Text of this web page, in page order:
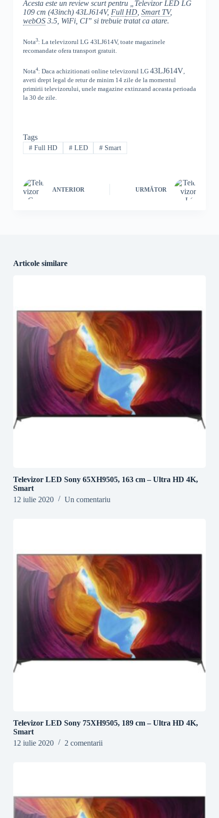
Acesta este un review scurt pentru „Televizor LED LG
109 cm (43inch) 43LJ614V, Full HD, Smart TV,
webOS3.5, WiFi, CI” si trebuie tratat ca atare.
Nota3: La televizorul LG 43LJ614V, toatemagazinele
recomandate ofera transport gratuit.
Nota4: Daca achizitionati online televizorul LG 43LJ614V,
aveti drept legal de retur de minim 14 zile de la momentul
primirii televizorului, unele magazine extinzand aceasta perioada
la 30 de zile.
Tags
#Full HD #LED # Smart
ANTERIOR URMĂTOR
Articole similare
Televizor LED Sony 65XH9505, 163 cm – Ultra HD 4K,
Smart
12 iulie 2020
Un comentariu
Televizor LED Sony 75XH9505, 189 cm – Ultra HD 4K,
Smart
12 iulie 2020
2 comentarii